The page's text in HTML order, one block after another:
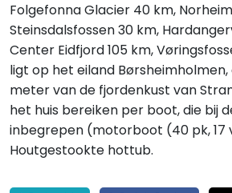
Folgefonna Glacier 40 km,
Steinsdalsfossen 30 km,
Center Eidfjord 105 km,
ligt op het eiland Børsheimholmen,
meter van de fjordenkust van
het huis bereiken per boot, die bij
inbegrepen (motorboot (40 pk, 17
Houtgestookte hottub.